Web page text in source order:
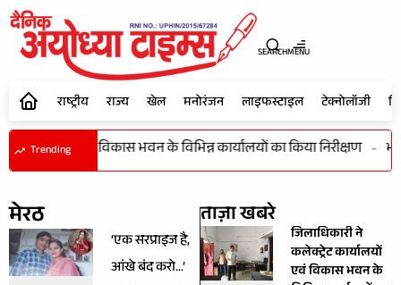
SEARCHMENU
राष्ट्रीय राज्य खेल मनोरंजन लाइफस्टाइल टेक्नोलॉजी
Trending
कार्यालयों एवं विकास भवन के विभिन्न कार्यालयों का किया निरीक्षण -
मेरठ
‘एक सरप्राइज है,
आंखे बंद करो…’
ताज़ा खबरे
जिलाधिकारी ने
कलेक्ट्रेट कार्यालयों
एवं विकास भवन के